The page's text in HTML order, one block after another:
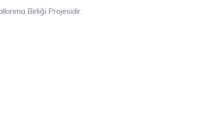
Birliği Projesidir.